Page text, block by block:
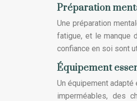
Préparation
Une préparation
fatigue, et le manque
confiance en soi sont
Équipement
Un équipement
imperméables, des